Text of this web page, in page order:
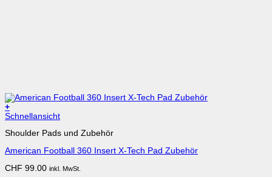
+
Schnellansicht
Shoulder Pads und Zubehör
American Football 360 Insert X-Tech Pad Zubehör
CHF 99.00 inkl. MwSt.